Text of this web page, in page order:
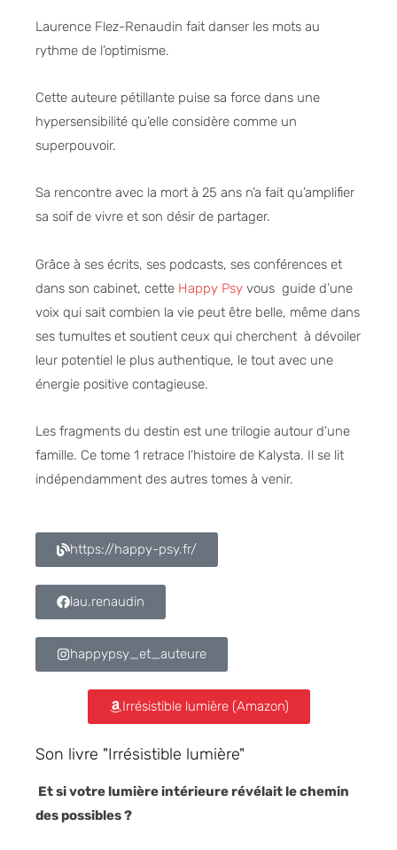
Laurence Flez-Renaudin fait danser les mots au
rythme de l’optimisme.
Cette auteure pétillante puise sa force dans une
hypersensibilité qu’elle considère comme un
superpouvoir.
Sa rencontre avec la mort à 25 ans n’a fait qu’amplifier
sa soif de vivre et son désir de partager.
Grâce à ses écrits, ses podcasts, ses conférences et
dans son cabinet, cette Happy Psy vous guide d’une
voix qui sait combien la vie peut être belle, même dans
ses tumultes et soutient ceux qui cherchent à dévoiler
leur potentiel le plus authentique, le tout avec une
énergie positive contagieuse.
Les fragments du destin est une trilogie autour d’une
famille. Ce tome 1 retrace l’histoire de Kalysta. Il se lit
indépendamment des autres tomes à venir.
https://happy-psy.fr/
lau.renaudin
happypsy_et_auteure
Irrésistible lumière (Amazon)
Son livre "Irrésistible lumière"
Et si votre lumière intérieure révélait le chemin
des possibles ?